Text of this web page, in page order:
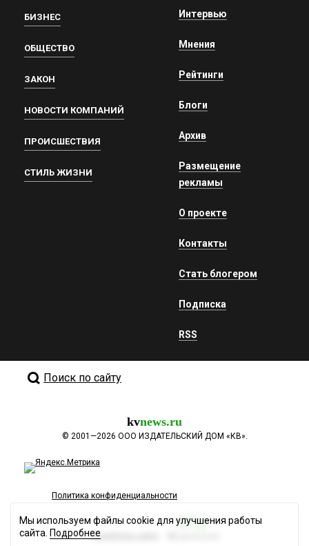
БИЗНЕС
ОБЩЕСТВО
ЗАКОН
НОВОСТИ КОМПАНИЙ
ПРОИСШЕСТВИЯ
СТИЛЬ ЖИЗНИ
Интервью
Мнения
Рейтинги
Блоги
Архив
Размещение
рекламы
О проекте
Контакты
Стать блогером
Подписка
RSS
Поиск по сайту
kvnews.ru
© 2001—2026 ООО ИЗДАТЕЛЬСКИЙ ДОМ «КВ».
Политика конфиденциальности
Разработка сайта
Мы используем файлы cookie для улучшения работы
сайта. Подробнее